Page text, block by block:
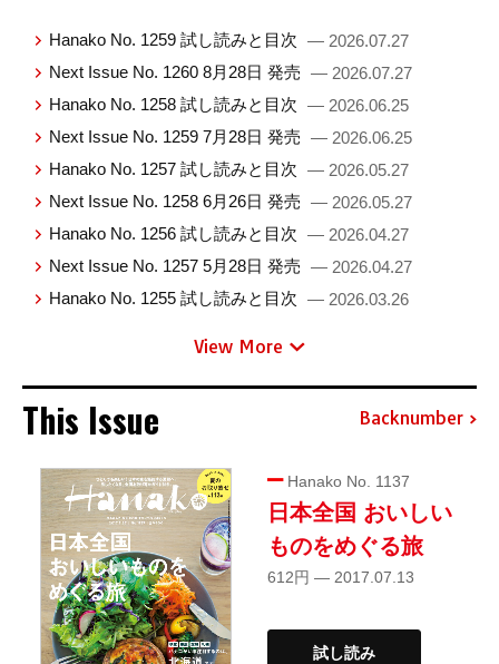
Hanako No. 1259 試し読みと目次 — 2026.07.27
Next Issue No. 1260 8月28日 発売 — 2026.07.27
Hanako No. 1258 試し読みと目次 — 2026.06.25
Next Issue No. 1259 7月28日 発売 — 2026.06.25
Hanako No. 1257 試し読みと目次 — 2026.05.27
Next Issue No. 1258 6月26日 発売 — 2026.05.27
Hanako No. 1256 試し読みと目次 — 2026.04.27
Next Issue No. 1257 5月28日 発売 — 2026.04.27
Hanako No. 1255 試し読みと目次 — 2026.03.26
View More
This Issue Backnumber
Hanako No. 1137
日本全国 おいしい
ものをめぐる旅
612円 — 2017.07.13
試し読み